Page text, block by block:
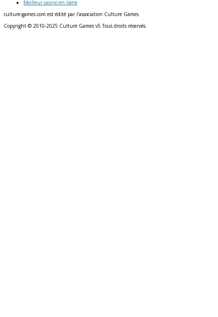
Meilleur casino en ligne
culture-games.com est édité par l'association Culture Games
Copyright © 2010-2025 Culture Games v5 Tous droits réservés.